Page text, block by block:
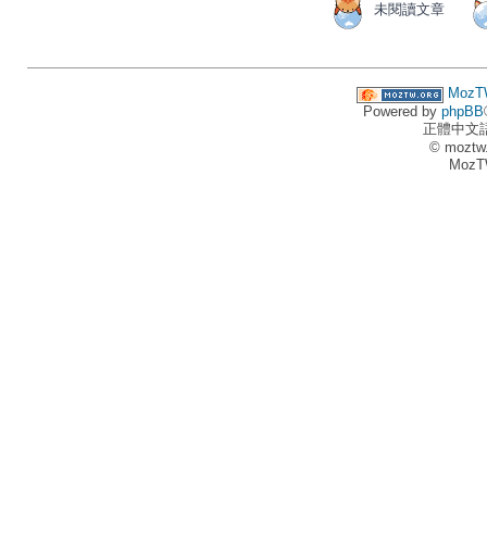
未閱讀文章
Powered by phpBB
正體中文
©